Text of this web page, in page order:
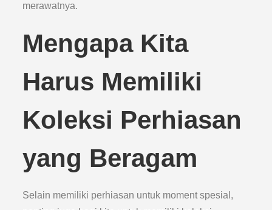
merawatnya.
Mengapa Kita
Harus Memiliki
Koleksi Perhiasan
yang Beragam
Selain memiliki perhiasan untuk moment spesial,